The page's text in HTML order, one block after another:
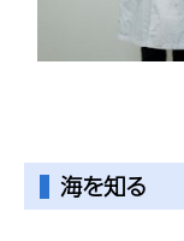
海を知る